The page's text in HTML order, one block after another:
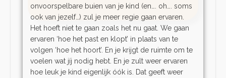
onvoorspelbare buien van je kind (en…. oh…. soms
ook van jezelf…) zul je meer regie gaan ervaren.
Het hoeft niet te gaan zoals het nu gaat. We gaan
ervaren ‘hoe het past en klopt’ in plaats van te
volgen ‘hoe het hoort’. En je krijgt de ruimte om te
voelen wat jíj nodig hebt. En je zult weer ervaren
hoe leuk je kind eigenlijk óók is. Dat geeft weer